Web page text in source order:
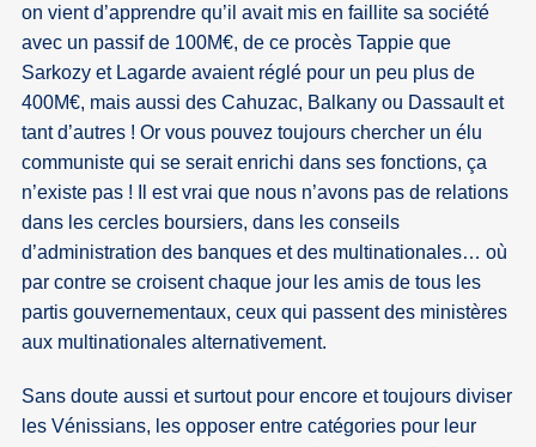
on vient d’apprendre qu’il avait mis en faillite sa société
avec un passif de 100M€, de ce procès Tappie que
Sarkozy et Lagarde avaient réglé pour un peu plus de
400M€, mais aussi des Cahuzac, Balkany ou Dassault et
tant d’autres ! Or vous pouvez toujours chercher un élu
communiste qui se serait enrichi dans ses fonctions, ça
n’existe pas ! Il est vrai que nous n’avons pas de relations
dans les cercles boursiers, dans les conseils
d’administration des banques et des multinationales… où
par contre se croisent chaque jour les amis de tous les
partis gouvernementaux, ceux qui passent des ministères
aux multinationales alternativement.
Sans doute aussi et surtout pour encore et toujours diviser
les Vénissians, les opposer entre catégories pour leur